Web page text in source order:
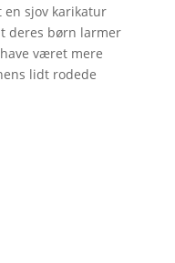
en sjov karikatur
deres børn larmer
været mere
lidt rodede